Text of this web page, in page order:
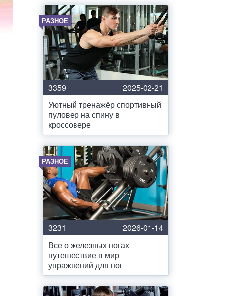
РАЗНОЕ
3359
2025-02-21
Уютный тренажёр спортивный
пуловер на спину в
кроссовере
РАЗНОЕ
3231
2026-01-14
Все о железных ногах
путешествие в мир
упражнений для ног